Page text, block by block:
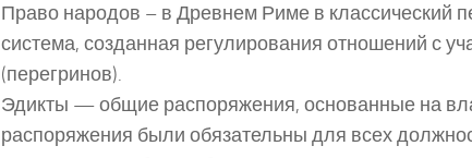
Право народов – в Древнем Риме в классический
система, созданная регулирования отношений с
(перегринов).
Эдикты — общие распоряжения, основанные на
распоряжения были обязательны для всех